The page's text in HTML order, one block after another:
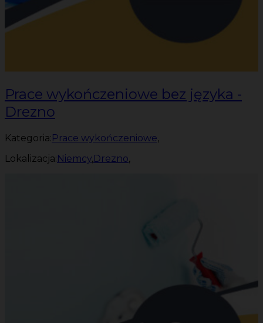
Prace wykończeniowe bez języka -
Drezno
Kategoria:Prace wykończeniowe,
Lokalizacja:Niemcy,Drezno,